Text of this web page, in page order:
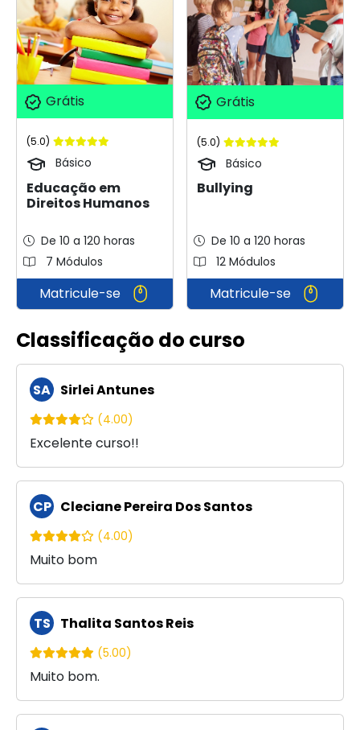
Grátis
(5.0)
Básico
Educação em
Direitos Humanos
De 10 a 120 horas
7 Módulos
Matricule-se
Grátis
(5.0)
Básico
Bullying
De 10 a 120 horas
12 Módulos
Matricule-se
Classificação do curso
SA Sirlei Antunes
(4.00)
Excelente curso!!
CP Cleciane Pereira Dos Santos
(4.00)
Muito bom
TS Thalita Santos Reis
(5.00)
Muito bom.